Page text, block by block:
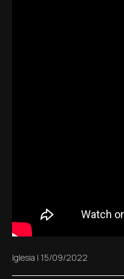
Iglesia | 15/09/2022